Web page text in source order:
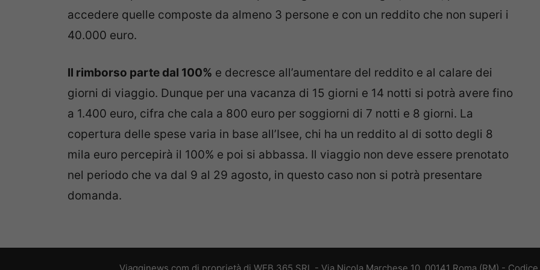
accedere quelle composte da almeno 3 persone e con un reddito che non superi i
40.000 euro.
Il rimborso parte dal 100% e decresce all’aumentare del reddito e al calare dei
giorni di viaggio. Dunque per una vacanza di 15 giorni e 14 notti si potrà avere fino
a 1.400 euro, cifra che cala a 800 euro per soggiorni di 7 notti e 8 giorni. La
copertura delle spese varia in base all’Isee, chi ha un reddito al di sotto degli 8
mila euro percepirà il 100% e poi si abbassa. Il viaggio non deve essere prenotato
nel periodo che va dal 9 al 29 agosto, in questo caso non si potrà presentare
domanda.
Viagginews.com di proprietà di WEB 365 SRL - Via Nicola Marchese 10, 00141 Roma (RM) -